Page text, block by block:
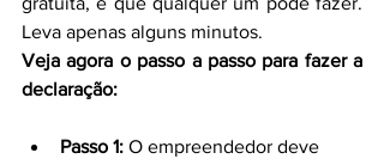
Leva apenas alguns minutos.
Veja agora o passo a passo para fazer a
declaração:
Passo 1: O empreendedor deve